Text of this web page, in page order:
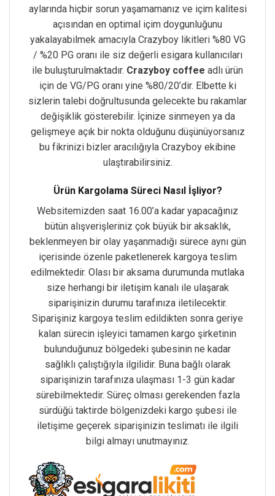
aylarında hiçbir sorun yaşamamanız ve içim kalitesi
açısından en optimal içim doygunluğunu
yakalayabilmek amacıyla Crazyboy likitleri %80 VG
/ %20 PG oranı ile siz değerli esigara kullanıcıları
ile buluşturulmaktadır. Crazyboy coffee adlı ürün
için de VG/PG oranı yine %80/20’dir. Elbette ki
sizlerin talebi doğrultusunda gelecekte bu rakamlar
değişiklik gösterebilir. İçinize sinmeyen ya da
gelişmeye açık bir nokta olduğunu düşünüyorsanız
bu fikrinizi bizler aracılığıyla Crazyboy ekibine
ulaştırabilirsiniz.
Ürün Kargolama Süreci Nasıl İşliyor?
Websitemizden saat 16.00’a kadar yapacağınız
bütün alışverişleriniz çok büyük bir aksaklık,
beklenmeyen bir olay yaşanmadığı sürece aynı gün
içerisinde özenle paketlenerek kargoya teslim
edilmektedir. Olası bir aksama durumunda mutlaka
size herhangi bir iletişim kanalı ile ulaşarak
siparişinizin durumu tarafınıza iletilecektir.
Siparişiniz kargoya teslim edildikten sonra geriye
kalan sürecin işleyici tamamen kargo şirketinin
bulunduğunuz bölgedeki şubesinin ne kadar
sağlıklı çalıştığıyla ilgilidir. Buna bağlı olarak
siparişinizin tarafınıza ulaşması 1-3 gün kadar
sürebilmektedir. Süreç olması gerekenden fazla
sürdüğü taktirde bölgenizdeki kargo şubesi ile
iletişime geçerek siparişinizin teslimatı ile ilgili
bilgi almayı unutmayınız.